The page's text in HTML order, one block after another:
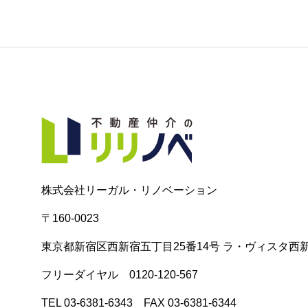
株式会社リーガル・リノベーション
〒160-0023
東京都新宿区西新宿五丁目25番14号 ラ・ヴィスタ西
フリーダイヤル 0120-120-567
TEL 03-6381-6343 FAX 03-6381-6344